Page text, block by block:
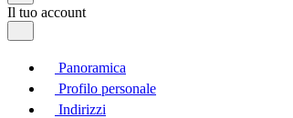
Il tuo account
Panoramica
Profilo personale
Indirizzi